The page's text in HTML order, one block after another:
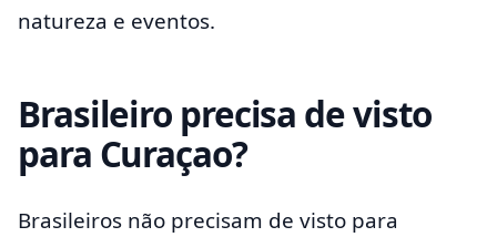
natureza e eventos.
Brasileiro precisa de visto
para Curaçao?
Brasileiros não precisam de visto para